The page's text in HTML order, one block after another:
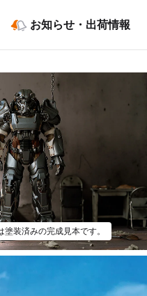
お知らせ・出荷情報
装済みの完成見本です。